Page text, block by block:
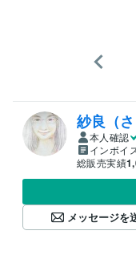
紗良（さ
本人確認
インボイ
総販売実績
メッセージを